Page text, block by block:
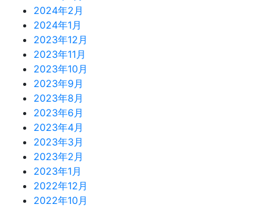
2024年2月
2024年1月
2023年12月
2023年11月
2023年10月
2023年9月
2023年8月
2023年6月
2023年4月
2023年3月
2023年2月
2023年1月
2022年12月
2022年10月